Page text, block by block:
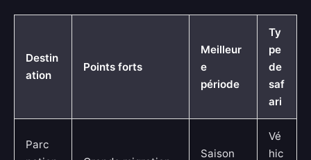
Destin
ation
Points forts
Meilleur
e
période
Ty
pe
de
saf
ari
Parc
Saison
Vé
hic